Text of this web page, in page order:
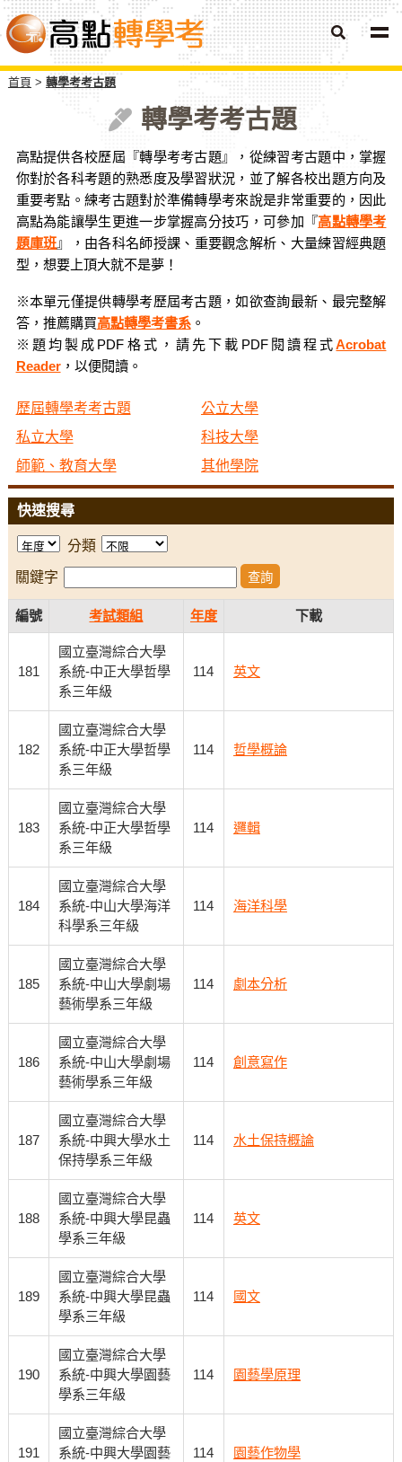
首頁 轉學考考古題
轉學考考古題
高點提供各校歷屆『轉學考考古題』，從練習考古題中，掌握
你對於各科考題的熟悉度及學習狀況，並了解各校出題方向及
重要考點。練考古題對於準備轉學考來說是非常重要的，因此
高點為能讓學生更進一步掌握高分技巧，可參加『高點轉學考
題庫班』，由各科名師授課、重要觀念解析、大量練習經典題
型，想要上頂大就不是夢！
※本單元僅提供轉學考歷屆考古題，如欲查詢最新、最完整解
答，推薦購買高點轉學考書系。
※題均製成PDF格式，請先下載PDF閱讀程式Acrobat
Reader，以便閱讀。
歷屆轉學考考古題
公立大學
私立大學
科技大學
師範、教育大學
其他學院
快速搜尋
分類
關鍵字
編號 考試類組 年度 下載
181
國立臺灣綜合大學
系統-中正大學哲學
系三年級
114 英文
182
國立臺灣綜合大學
系統-中正大學哲學
系三年級
114 哲學概論
183
國立臺灣綜合大學
系統-中正大學哲學
系三年級
114 邏輯
184
國立臺灣綜合大學
系統-中山大學海洋
科學系三年級
114 海洋科學
185
國立臺灣綜合大學
系統-中山大學劇場
藝術學系三年級
114 劇本分析
186
國立臺灣綜合大學
系統-中山大學劇場
藝術學系三年級
114 創意寫作
187
國立臺灣綜合大學
系統-中興大學水土
保持學系三年級
114 水土保持概論
188
國立臺灣綜合大學
系統-中興大學昆蟲
學系三年級
114 英文
189
國立臺灣綜合大學
系統-中興大學昆蟲
學系三年級
114 國文
190
國立臺灣綜合大學
系統-中興大學園藝
學系三年級
114 園藝學原理
191
國立臺灣綜合大學
系統-中興大學園藝
114 園藝作物學